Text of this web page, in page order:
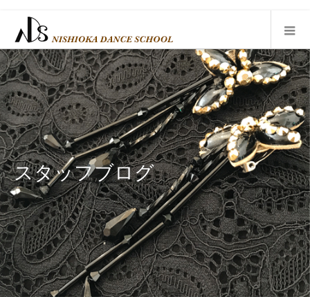
スタッフブログ